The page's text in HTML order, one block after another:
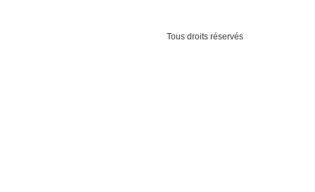
Tous droits réservés